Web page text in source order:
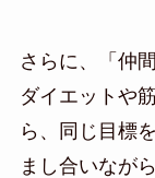
さらに、「仲
ダイエットや
ら、同じ目標
まし合いなが